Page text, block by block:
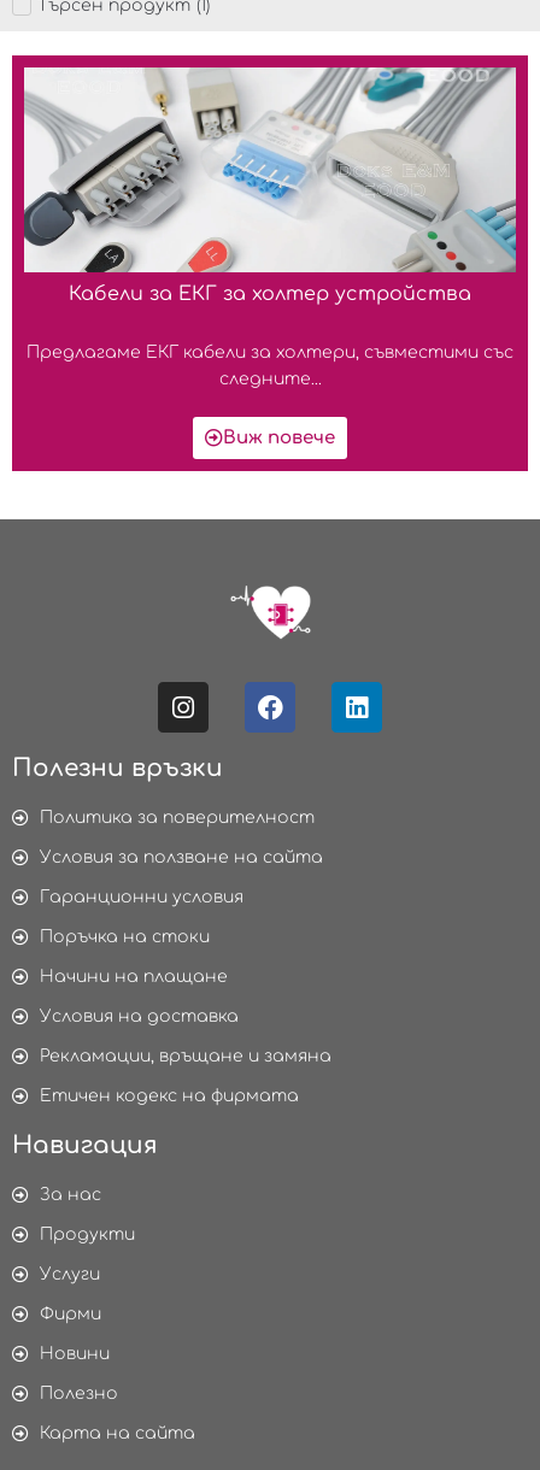
Търсен продукт (1)
Кабели за ЕКГ за холтер устройства
Предлагаме ЕКГ кабели за холтери, съвместими със
следните...
Виж повече
Полезни връзки
Политика за поверителност
Условия за ползване на сайта
Гаранционни условия
Поръчка на стоки
Начини на плащане
Условия на доставка
Рекламации, връщане и замяна
Етичен кодекс на фирмата
Навигация
За нас
Продукти
Услуги
Фирми
Новини
Полезно
Карта на сайта